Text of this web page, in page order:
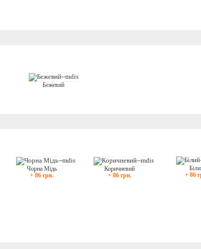
Бежевий
Чорна Мідь
+ 86 грн.
Коричневий
+ 86 грн.
+ 86